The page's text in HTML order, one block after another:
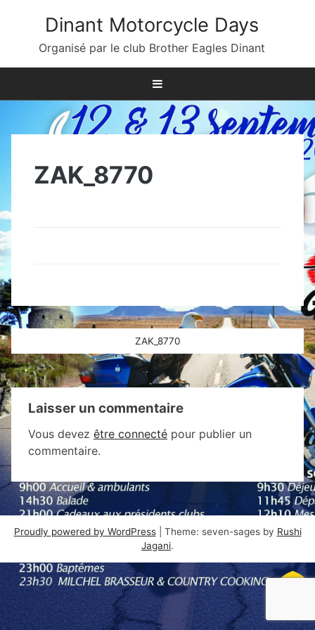
Dinant Motorcycle Days
Organisé par le club Brother Eagles Dinant
ZAK_8770
Navigation
de
l’article
ZAK_8770
Laisser un commentaire
Vous devez être connecté pour publier un
commentaire.
Proudly powered by WordPress Theme: seven-sages by Rushi
Jagani.